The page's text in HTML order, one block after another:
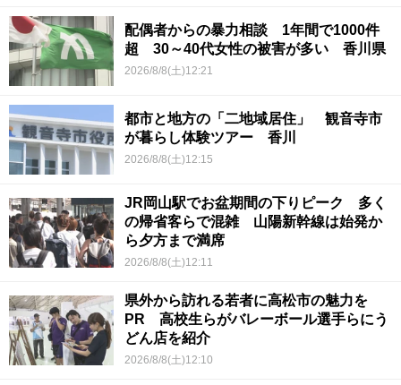
配偶者からの暴力相談 1年間で1000件
超 30～40代女性の被害が多い 香川県
2026/8/8(土)12:21
都市と地方の「二地域居住」 観音寺市
が暮らし体験ツアー 香川
2026/8/8(土)12:15
JR岡山駅でお盆期間の下りピーク 多く
の帰省客らで混雑 山陽新幹線は始発か
ら夕方まで満席
2026/8/8(土)12:11
県外から訪れる若者に高松市の魅力を
PR 高校生らがバレーボール選手らにう
どん店を紹介
2026/8/8(土)12:10